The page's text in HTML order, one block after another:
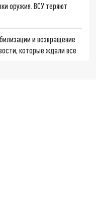
оружия. ВСУ теряют
и возвращение
которые ждали все